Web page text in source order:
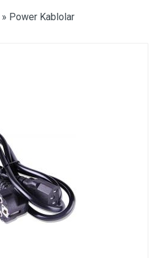
» Power Kablolar